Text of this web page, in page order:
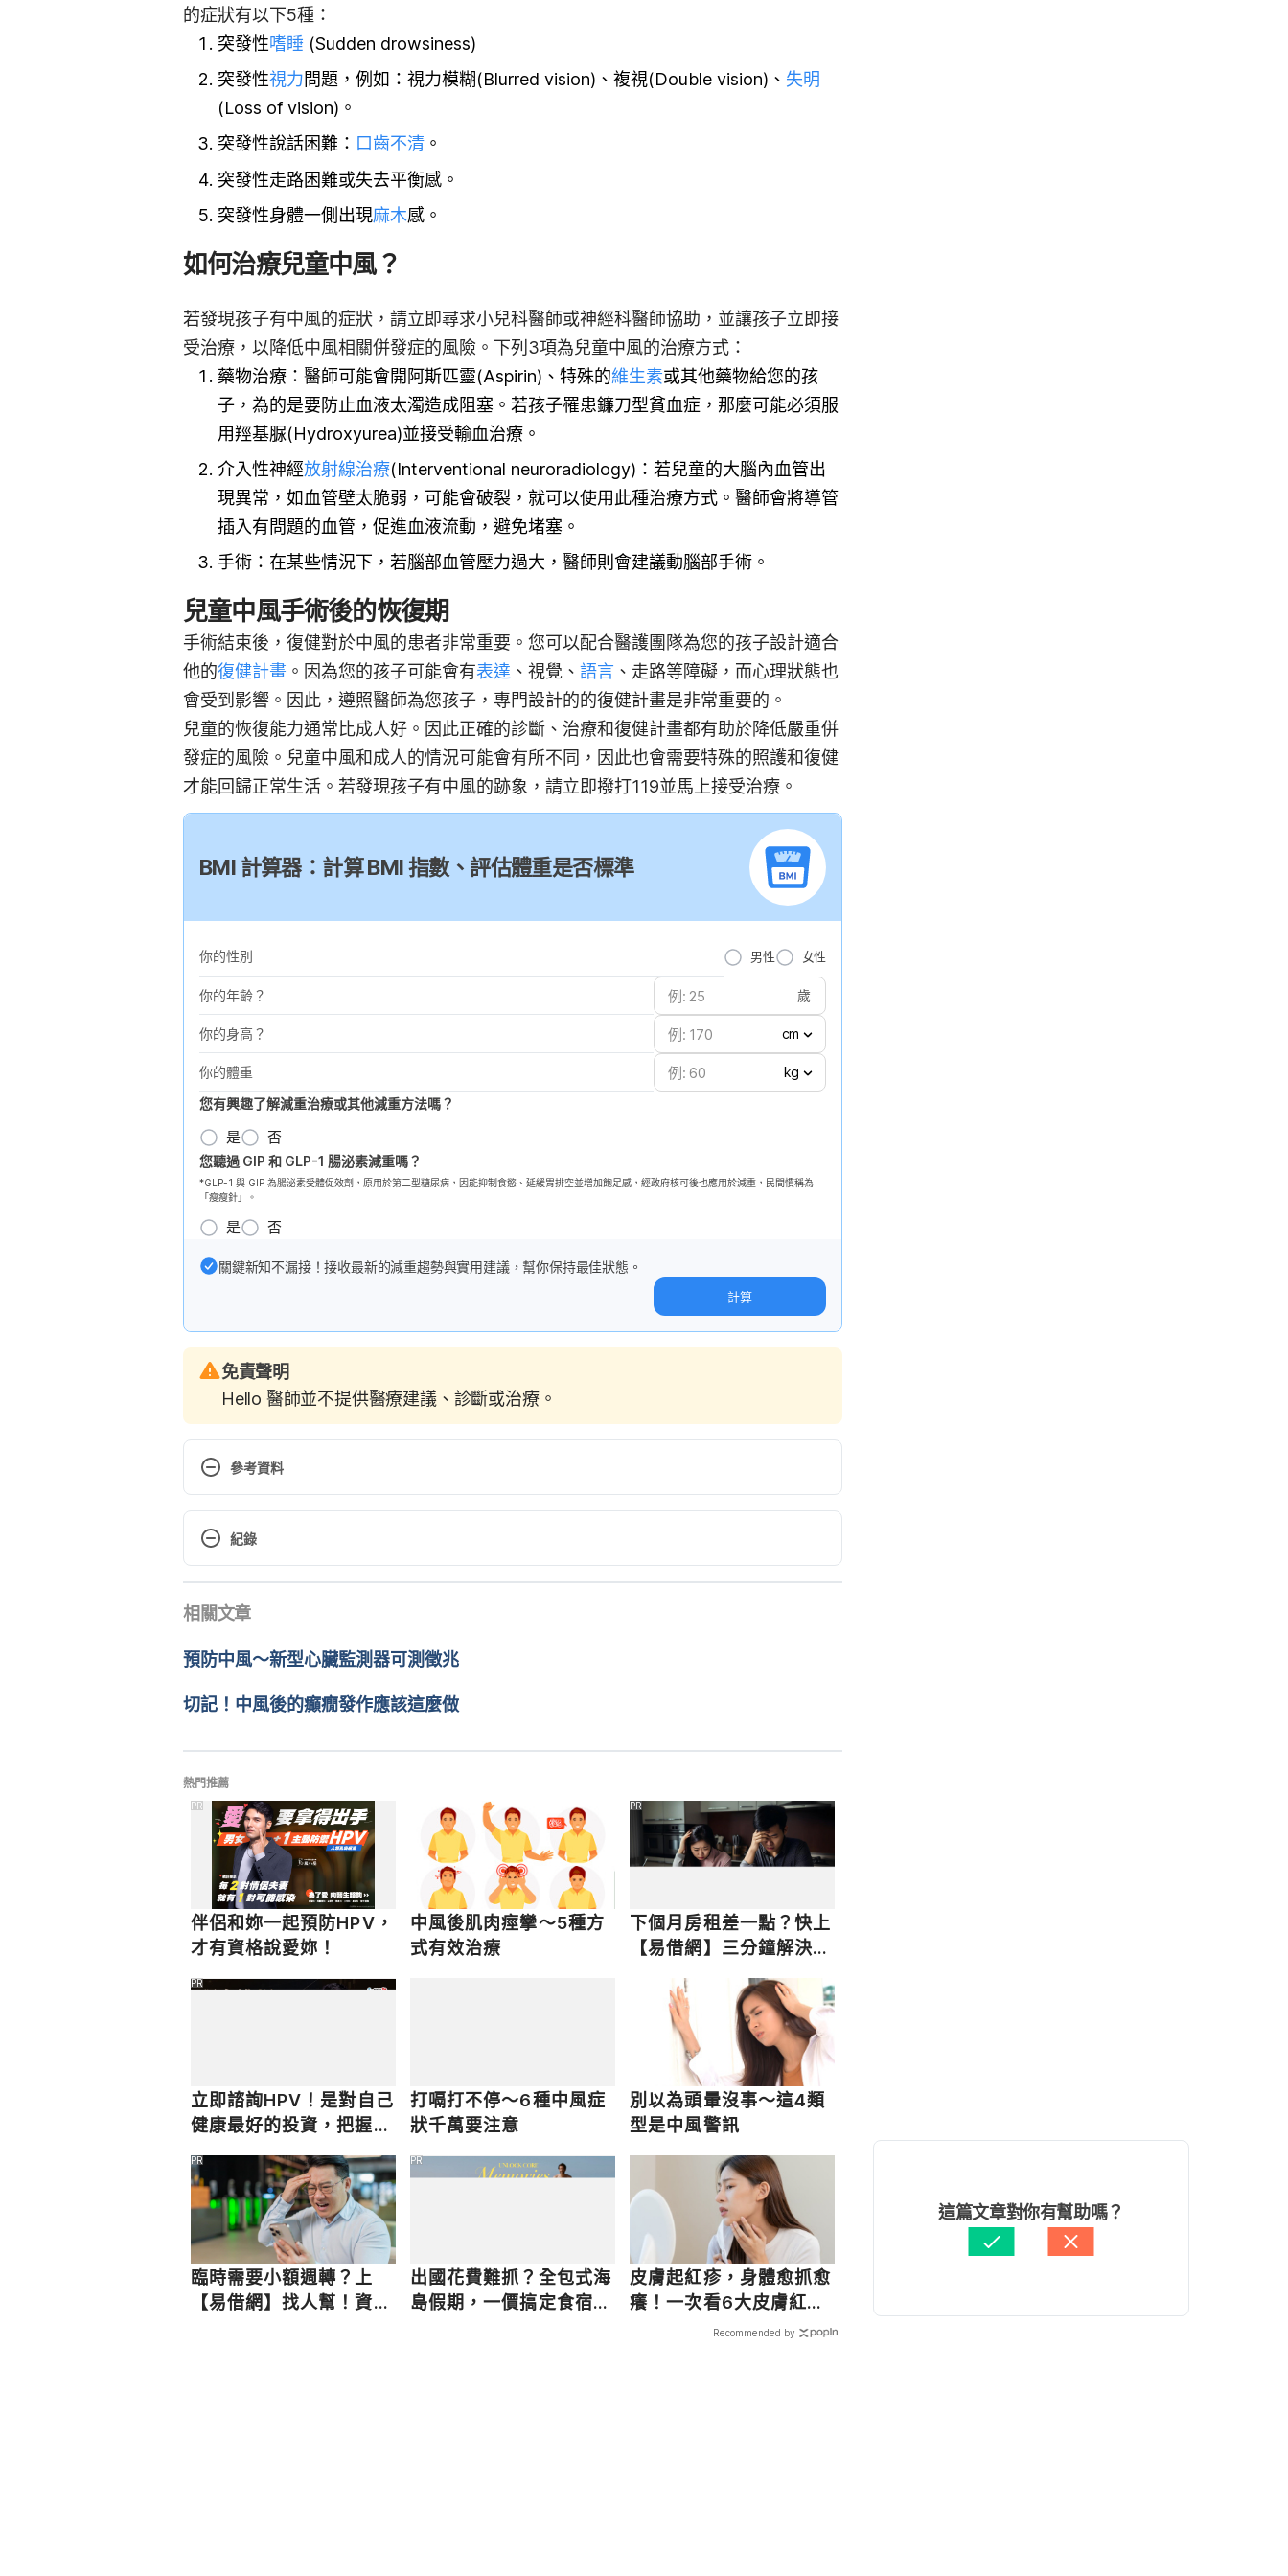
的症狀有以下5種：
突發性嗜睡 (Sudden drowsiness)
突發性視力問題，例如：視力模糊(Blurred vision)、複視(Double vision)、 失明
(Loss of vision)。
突發性說話困難： 口齒不清 。
突發性走路困難或失去平衡感。
突發性身體一側出現麻木感。
如何治療兒童中風？
若發現孩子有中風的症狀，請立即尋求小兒科醫師或神經科醫師協助，並讓孩子立即接
受治療，以降低中風相關併發症的風險。下列3項為兒童中風的治療方式：
藥物治療：醫師可能會開阿斯匹靈(Aspirin)、特殊的維生素或其他藥物給您的孩
子，為的是要防止血液太濁造成阻塞。若孩子罹患鐮刀型貧血症，那麼可能必須服
用羥基脲(Hydroxyurea)並接受輸血治療。
介入性神經放射線治療(Interventional neuroradiology)：若兒童的大腦內血管出
現異常，如血管壁太脆弱，可能會破裂，就可以使用此種治療方式。醫師會將導管
插入有問題的血管，促進血液流動，避免堵塞。
手術：在某些情況下，若腦部血管壓力過大，醫師則會建議動腦部手術。
兒童中風手術後的恢復期
手術結束後，復健對於中風的患者非常重要。您可以配合醫護團隊為您的孩子設計適合
他的復健計畫 。因為您的孩子可能會有表達 、視覺、 語言 、走路等障礙，而心理狀態也
會受到影響。因此，遵照醫師為您孩子，專門設計的的復健計畫是非常重要的。
兒童的恢復能力通常比成人好。因此正確的診斷、治療和復健計畫都有助於降低嚴重併
發症的風險。兒童中風和成人的情況可能會有所不同，因此也會需要特殊的照護和復健
才能回歸正常生活。若發現孩子有中風的跡象，請立即撥打119並馬上接受治療。
BMI 計算器：計算 BMI 指數、評估體重是否標準
你的性別 男性 女性
你的年齡？ 歲
你的身高？ cm
你的體重
kg
您有興趣了解減重治療或其他減重方法嗎？
是 否
您聽過 GIP 和 GLP-1 腸泌素減重嗎？
*GLP-1 與 GIP 為腸泌素受體促效劑，原用於第二型糖尿病，因能抑制食慾、延緩胃排空並增加飽足感，經政府核可後也應用於減重，民間慣稱為
「瘦瘦針」。
是 否
關鍵新知不漏接！接收最新的減重趨勢與實用建議，幫你保持最佳狀態。
計算
免責聲明
Hello 醫師並不提供醫療建議、診斷或治療。
參考資料
Pediatric Stroke.
http://www.hopkinsmedicine.org/healthlibrary/conditions/nervous_system_disorders/pedi
atric_stroke_22,PediatricStroke/. Accessed April 30, 2017.
files/canada/other/a-family-guide-to-pediatric-stroke-eng.ashx. Accessed April 30, 2017.
Stroke can occur in children.
https://www.betterhealth.vic.gov.au/health/conditionsandtreatments/stroke-can-occur-
in-children. Accessed April 30, 2017.
紀錄
2020/05/11
Kai Shih
醫學審稿： 賴建翰醫師
相關文章
預防中風～新型心臟監測器可測徵兆
切記！中風後的癲癇發作應該這麼做
熱門推薦
伴侶和妳一起預防HPV，
才有資格說愛妳！
PR
中風後肌肉痙攣～5種方
式有效治療
下個月房租差一點？快上
【易借網】三分鐘解決燃
PR
立即諮詢HPV！是對自己
健康最好的投資，把握現
PR
打嗝打不停～6種中風症
狀千萬要注意
別以為頭暈沒事～這4類
型是中風警訊
臨時需要小額週轉？上
【易借網】找人幫！資金
PR
出國花費難抓？全包式海
島假期，一價搞定食宿玩
PR
皮膚起紅疹，身體愈抓愈
癢！一次看6大皮膚紅疹
Recommended by
這篇文章對你有幫助嗎？